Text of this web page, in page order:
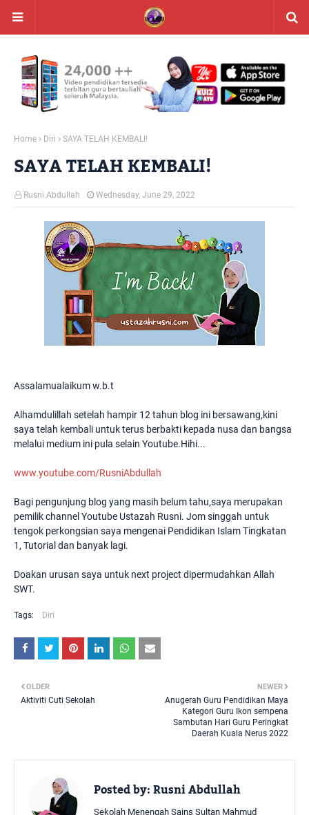
Home Diri SAYA TELAH KEMBALI!
SAYA TELAH KEMBALI!
Rusni Abdullah Wednesday, June 29, 2022
Assalamualaikum w.b.t
Alhamdulillah setelah hampir 12 tahun blog ini bersawang,kini
saya telah kembali untuk terus berbakti kepada nusa dan bangsa
melalui medium ini pula selain Youtube.Hihi...
www.youtube.com/RusniAbdullah
Bagi pengunjung blog yang masih belum tahu,saya merupakan
pemilik channel Youtube Ustazah Rusni. Jom singgah untuk
tengok perkongsian saya mengenai Pendidikan Islam Tingkatan
1, Tutorial dan banyak lagi.
Doakan urusan saya untuk next project dipermudahkan Allah
SWT.
Tags: Diri
NEWER
Anugerah Guru Pendidikan Maya
Kategori Guru Ikon sempena
Sambutan Hari Guru Peringkat
Daerah Kuala Nerus 2022
OLDER
Aktiviti Cuti Sekolah
Posted by:Rusni Abdullah
Sekolah Menengah Sains Sultan Mahmud